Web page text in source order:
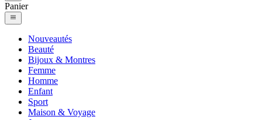
Panier
Nouveautés
Beauté
Bijoux & Montres
Femme
Homme
Enfant
Sport
Maison & Voyage